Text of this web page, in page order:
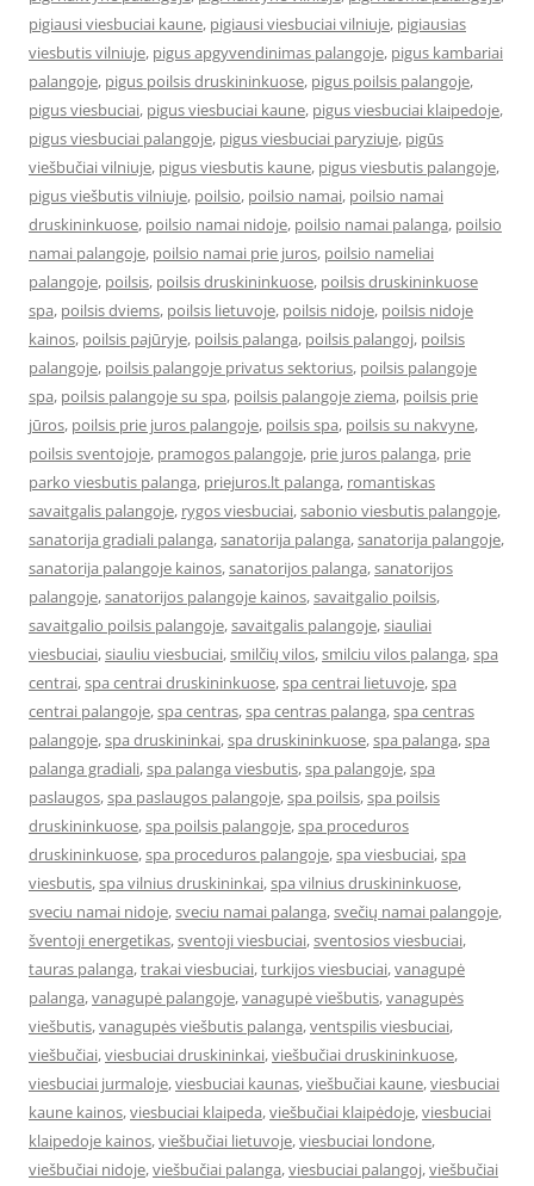
pigiausi viesbuciai kaune, pigiausi viesbuciai vilniuje, pigiausias
viesbutis vilniuje, pigus apgyvendinimas palangoje, pigus kambariai
palangoje, pigus poilsis druskininkuose, pigus poilsis palangoje,
pigus viesbuciai, pigus viesbuciai kaune, pigus viesbuciai klaipedoje,
pigus viesbuciai palangoje, pigus viesbuciai paryziuje, pigūs
viešbučiai vilniuje, pigus viesbutis kaune, pigus viesbutis palangoje,
pigus viešbutis vilniuje, poilsio, poilsio namai, poilsio namai
druskininkuose, poilsio namai nidoje, poilsio namai palanga, poilsio
namai palangoje, poilsio namai prie juros, poilsio nameliai
palangoje, poilsis, poilsis druskininkuose, poilsis druskininkuose
spa, poilsis dviems, poilsis lietuvoje, poilsis nidoje, poilsis nidoje
kainos, poilsis pajūryje, poilsis palanga, poilsis palangoj, poilsis
palangoje, poilsis palangoje privatus sektorius, poilsis palangoje
spa, poilsis palangoje su spa, poilsis palangoje ziema, poilsis prie
jūros, poilsis prie juros palangoje, poilsis spa, poilsis su nakvyne,
poilsis sventojoje, pramogos palangoje, prie juros palanga, prie
parko viesbutis palanga, priejuros.lt palanga, romantiskas
savaitgalis palangoje, rygos viesbuciai,sabonio viesbutis palangoje,
sanatorija gradiali palanga,sanatorija palanga,sanatorija palangoje,
sanatorija palangoje kainos,sanatorijos palanga,sanatorijos
palangoje,sanatorijos palangoje kainos,savaitgalio poilsis,
savaitgalio poilsis palangoje,savaitgalis palangoje,siauliai
viesbuciai,siauliu viesbuciai,smilčių vilos,smilciu vilos palanga,spa
centrai,spa centrai druskininkuose,spa centrai lietuvoje,spa
centrai palangoje,spa centras,spa centras palanga,spa centras
palangoje,spa druskininkai,spa druskininkuose,spa palanga,spa
palanga gradiali,spa palanga viesbutis,spa palangoje,spa
paslaugos,spa paslaugos palangoje,spa poilsis,spa poilsis
druskininkuose,spa poilsis palangoje,spa proceduros
druskininkuose,spa proceduros palangoje,spa viesbuciai,spa
viesbutis,spa vilnius druskininkai,spa vilnius druskininkuose,
sveciu namai nidoje,sveciu namai palanga,svečių namai palangoje,
šventoji energetikas,sventoji viesbuciai,sventosios viesbuciai,
tauras palanga,trakai viesbuciai,turkijos viesbuciai,vanagupė
palanga,vanagupė palangoje,vanagupė viešbutis,vanagupės
viešbutis,vanagupės viešbutis palanga,ventspilis viesbuciai,
viešbučiai,viesbuciai druskininkai,viešbučiai druskininkuose,
viesbuciai jurmaloje,viesbuciai kaunas,viešbučiai kaune,viesbuciai
kaune kainos,viesbuciai klaipeda,viešbučiai klaipėdoje,viesbuciai
klaipedoje kainos,viešbučiai lietuvoje,viesbuciai londone,
viešbučiai nidoje,viešbučiai palanga,viesbuciai palangoj,viešbučiai